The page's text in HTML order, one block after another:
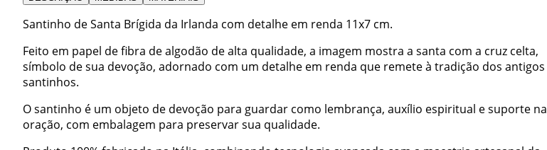
Santinho de Santa Brígida da Irlanda com detalhe em renda 11x7 cm.
Feito em papel de fibra de algodão de alta qualidade, a imagem mostra a santa com a cruz celta,
símbolo de sua devoção, adornado com um detalhe em renda que remete à tradição dos antigos
santinhos.
O santinho é um objeto de devoção para guardar como lembrança, auxílio espiritual e suporte na
oração, com embalagem para preservar sua qualidade.